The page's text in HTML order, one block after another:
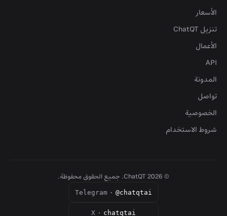
الأسعار
تنزيل ChatQT
الأعمال
API
المدونة
تواصل
الخصوصية
شروط الاستخدام
©
2026
Telegram · @chatqtai
X · chatqtai